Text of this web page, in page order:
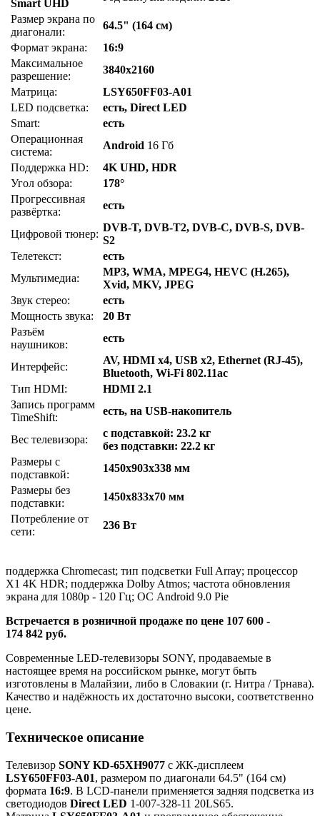
Smart UHD
Размер экрана по
диагонали:
64.5" (164 см)
Формат экрана:
16:9
Максимальное
разрешение:
3840x2160
Матрица:
LSY650FF03-A01
LED подсветка:
есть, Direct LED
Smart:
есть
Операционная
система:
Android 16 Гб
Поддержка HD:
4K UHD, HDR
Угол обзора:
178°
Прогрессивная
развёртка:
есть
Цифровой тюнер:
DVB-T, DVB-T2, DVB-C, DVB-S, DVB-
S2
Телетекст:
есть
Мультимедиа:
MP3, WMA, MPEG4, HEVC (H.265),
Xvid, MKV, JPEG
Звук стерео:
есть
Мощность звука:
20 Вт
Разъём
наушников:
есть
Интерфейс:
AV, HDMI x4, USB x2, Ethernet (RJ-45),
Bluetooth, Wi-Fi 802.11ac
Тип HDMI:
HDMI 2.1
Запись программ
TimeShift:
есть, на USB-накопитель
Вес телевизора:
с подставкой: 23.2 кг
без подставки: 22.2 кг
Размеры с
подставкой:
1450x903x338 мм
Размеры без
подставки:
1450x833x70 мм
Потребление от
сети:
236 Вт
поддержка Chromecast; тип подсветки Full Array; процессор
X1 4K HDR; поддержка Dolby Atmos; частота обновления
экрана для 1080p - 120 Гц; ОС Android 9.0 Pie
Встречается в розничной продаже по цене 107 600 -
174 842 руб.
Современные LED-телевизоры SONY, продаваемые в
настоящее время на российском рынке, могут быть
изготовлены в Малайзии, либо в Словакии (г. Нитра / Трнава).
Качество и надёжность их достаточно высоки, соответственно
цене.
Техническое описание
Телевизор SONY KD-65XH9077 с ЖК-дисплеем
LSY650FF03-A01, размером по диагонали 64.5" (164 см)
формата 16:9. В LCD-панели применяется задняя подсветка из
светодиодов Direct LED 1-007-328-11 20LS65.